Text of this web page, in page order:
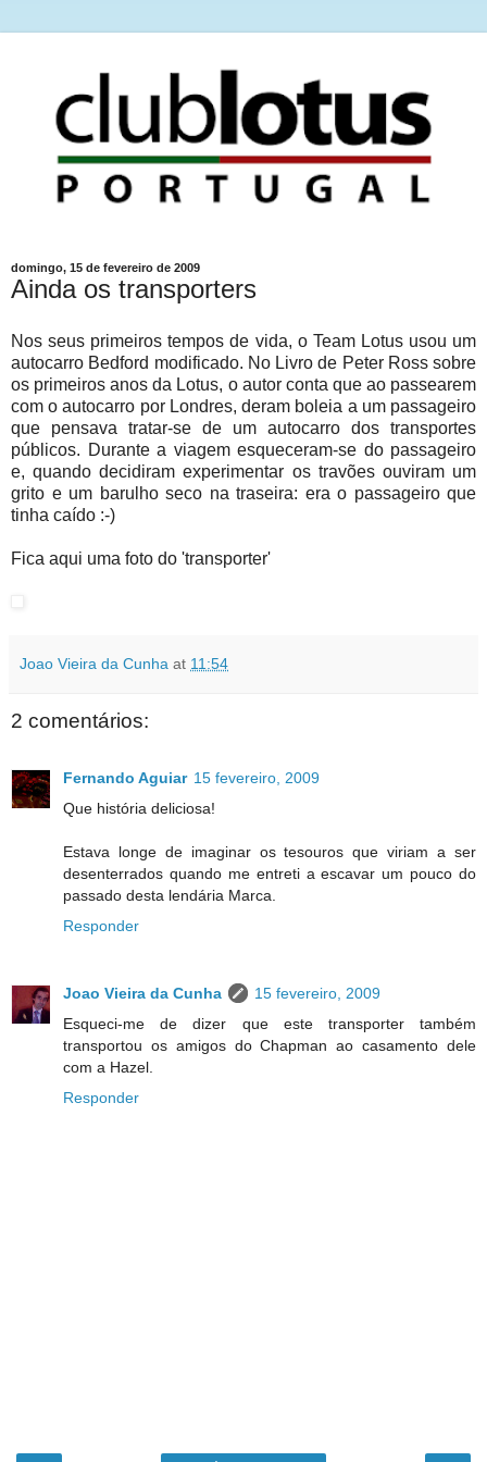
domingo, 15 de fevereiro de 2009
Ainda os transporters
Nos seus primeiros tempos de vida, o Team Lotus usou um
autocarro Bedford modificado. No Livro de Peter Ross sobre
os primeiros anos da Lotus, o autor conta que ao passearem
com o autocarro por Londres, deram boleia a um passageiro
que pensava tratar-se de um autocarro dos transportes
públicos. Durante a viagem esqueceram-se do passageiro
e, quando decidiram experimentar os travões ouviram um
grito e um barulho seco na traseira: era o passageiro que
tinha caído :-)
Fica aqui uma foto do 'transporter'
Joao Vieira da Cunha at 11:54
2 comentários:
Fernando Aguiar 15 fevereiro, 2009
Que história deliciosa!
Estava longe de imaginar os tesouros que viriam a ser
desenterrados quando me entreti a escavar um pouco do
passado desta lendária Marca.
Responder
Joao Vieira da Cunha
15 fevereiro, 2009
Esqueci-me de dizer que este transporter também
transportou os amigos do Chapman ao casamento dele
com a Hazel.
Responder